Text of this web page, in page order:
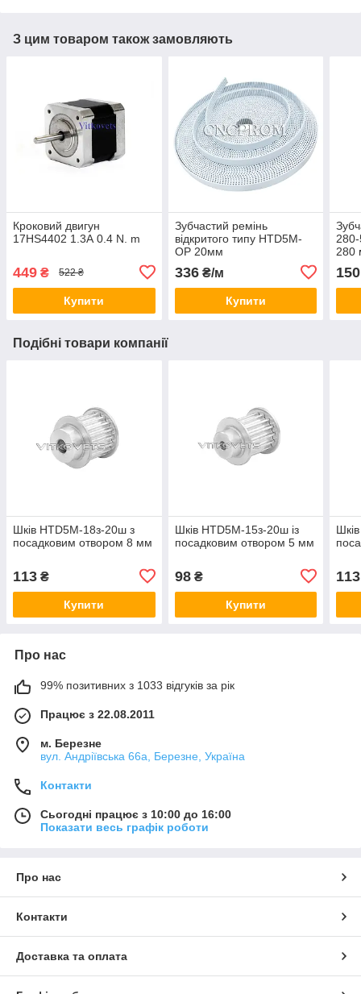
З цим товаром також замовляють
Кроковий двигун
17HS4402 1.3А 0.4 N. m
449 ₴ 522 ₴
Купити
Зубчастий ремінь
відкритого типу HTD5M-
OP 20мм
336₴/м
Купити
280
150
Подібні товари компанії
Шків HTD5M-18з-20ш з
посадковим отвором 8 мм
113 ₴
Купити
Шків HTD5M-15з-20ш із
посадковим отвором 5 мм
98₴
Купити
113
Про нас
99% позитивних з 1033 відгуків за рік
Працює з 22.08.2011
м. Березне
вул. Андріївська 66а, Березне, Україна
Контакти
Сьогодні працює з 10:00 до 16:00
Показати весь графік роботи
Про нас
Контакти
Доставка та оплата